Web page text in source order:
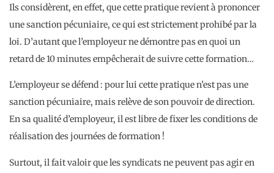
Ils considèrent, en effet, que cette pratique revient à prononcer
une sanction pécuniaire, ce qui est strictement prohibé par la
loi. D’autant que l’employeur ne démontre pas en quoi un
retard de 10 minutes empêcherait de suivre cette formation…
L’employeur se défend : pour lui cette pratique n’est pas une
sanction pécuniaire, mais relève de son pouvoir de direction.
En sa qualité d’employeur, il est libre de fixer les conditions de
réalisation des journées de formation !
Surtout, il fait valoir que les syndicats ne peuvent pas agir en